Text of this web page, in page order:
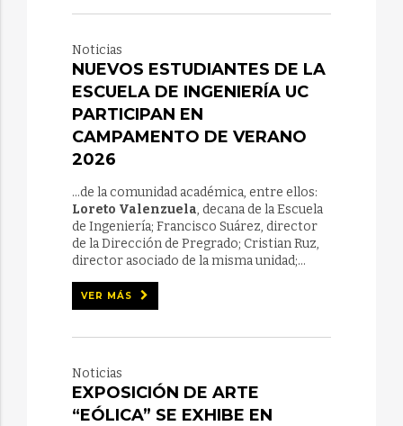
Noticias
NUEVOS ESTUDIANTES DE LA
ESCUELA DE INGENIERÍA UC
PARTICIPAN EN
CAMPAMENTO DE VERANO
2026
...de la comunidad académica, entre ellos:
Loreto Valenzuela, decana de la Escuela
de Ingeniería; Francisco Suárez, director
de la Dirección de Pregrado; Cristian Ruz,
director asociado de la misma unidad;...
VER MÁS
Noticias
EXPOSICIÓN DE ARTE
“EÓLICA” SE EXHIBE EN